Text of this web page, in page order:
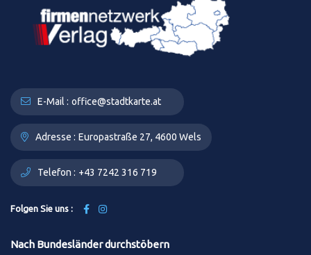
E-Mail : office@stadtkarte.at
Adresse : Europastraße 27, 4600 Wels
Telefon : +43 7242 316 719
Folgen Sie uns :
Nach Bundesländer durchstöbern